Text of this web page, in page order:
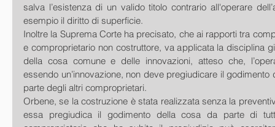
salva l’esistenza di un valido titolo contrario all'operare
esempio il diritto di superficie.
Inoltre la Suprema Corte ha precisato, che ai rapporti tra
e comproprietario non costruttore, va applicata la disciplina
della cosa comune e delle innovazioni, atteso che,
essendo un’innovazione, non deve pregiudicare il godimento
parte degli altri comproprietari.
Orbene, se la costruzione è stata realizzata senza la
essa pregiudica il godimento della cosa da parte di